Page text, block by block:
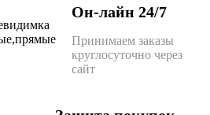
Он-лайн 24/7
Принимаем заказы
круглосуточно через
сайт